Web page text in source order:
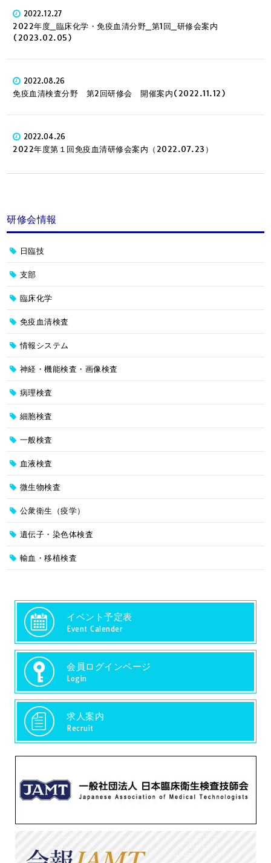
2022.12.27
2022年度_臨床化学・免疫血清分野_第1回_研修会案内
(2023.02.05)
2022.08.26
免疫血清検査分野 第2回研修会 開催案内(2022.11.12)
2022.04.26
2022年度第１回免疫血清研修会案内（2022.07.23）
研修会情報
日臨技
支部
臨床化学
免疫血清検査
情報システム
神経・機能検査・画像検査
病理検査
細胞検査
一般検査
血液検査
微生物検査
公衆衛生（疫学）
遺伝子・染色体検査
輸血・移植検査
イベント予定表
Event Calender
会員ログインページ
Login
求人案内
Recruit